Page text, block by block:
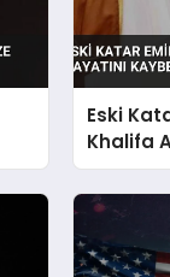
Eski
Khalifa
Kaybetti